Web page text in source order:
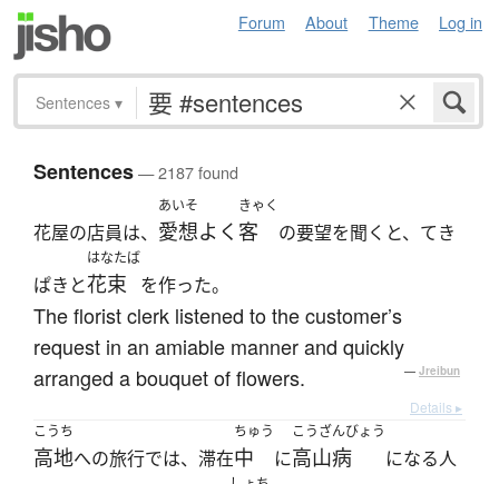
Forum About Theme Log in
Sentences ▾
Sentences— 2187 found
花屋の店員は、
あいそ
愛想よく
きゃく
客 の要望を聞くと、てき
ぱきと
はなたば
花束 を作った。
The florist clerk listened to the customer’s
request in an amiable manner and quickly
arranged a bouquet of flowers.
— Jreibun
Details ▸
こうち
高地への旅行では、滞在
ちゅう
中 に
こうざんびょう
高山病 になる人